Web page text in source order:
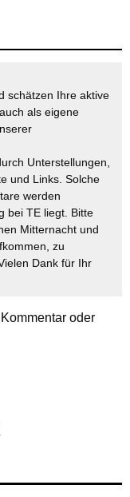
schätzen Ihre aktive
als eigene
Unterstellungen,
und Links. Solche
werden
bei TE liegt. Bitte
Mitternacht und
zu
Dank für Ihr
oder